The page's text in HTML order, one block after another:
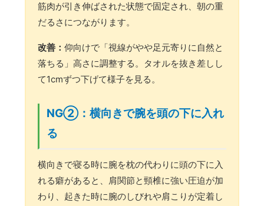
筋肉が引き伸ばされた状態で固定され、朝の重
だるさにつながります。
改善：仰向けで「視線がやや足元寄りに自然と
落ちる」高さに調整する。タオルを抜き差しし
て1cmずつ下げて様子を見る。
NG②：横向きで腕を頭の下に入れ
る
横向きで寝る時に腕を枕の代わりに頭の下に入
れる癖があると、肩関節と頸椎に強い圧迫が加
わり、起きた時に腕のしびれや肩こりが定着し